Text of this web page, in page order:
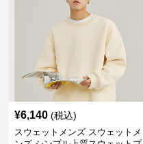
¥6,140 (税込)
スウェットメンズ スウェットメ